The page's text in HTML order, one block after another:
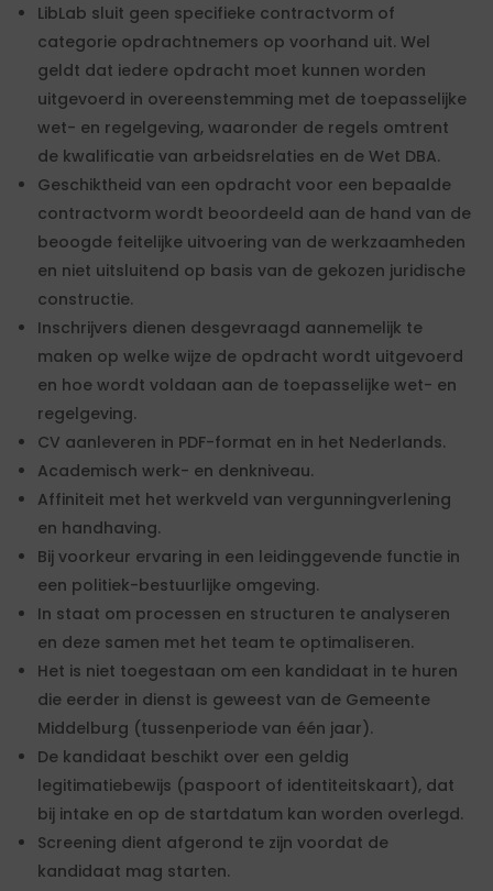
LibLab sluit geen specifieke contractvorm of
categorie opdrachtnemers op voorhand uit. Wel
geldt dat iedere opdracht moet kunnen worden
uitgevoerd in overeenstemming met de toepasselijke
wet- en regelgeving, waaronder de regels omtrent
de kwalificatie van arbeidsrelaties en de Wet DBA.
Geschiktheid van een opdracht voor een bepaalde
contractvorm wordt beoordeeld aan de hand van de
beoogde feitelijke uitvoering van de werkzaamheden
en niet uitsluitend op basis van de gekozen juridische
constructie.
Inschrijvers dienen desgevraagd aannemelijk te
maken op welke wijze de opdracht wordt uitgevoerd
en hoe wordt voldaan aan de toepasselijke wet- en
regelgeving.
CV aanleveren in PDF-format en in het Nederlands.
Academisch werk- en denkniveau.
Affiniteit met het werkveld van vergunningverlening
en handhaving.
Bij voorkeur ervaring in een leidinggevende functie in
een politiek-bestuurlijke omgeving.
In staat om processen en structuren te analyseren
en deze samen met het team te optimaliseren.
Het is niet toegestaan om een kandidaat in te huren
die eerder in dienst is geweest van de Gemeente
Middelburg (tussenperiode van één jaar).
De kandidaat beschikt over een geldig
legitimatiebewijs (paspoort of identiteitskaart), dat
bij intake en op de startdatum kan worden overlegd.
Screening dient afgerond te zijn voordat de
kandidaat mag starten.